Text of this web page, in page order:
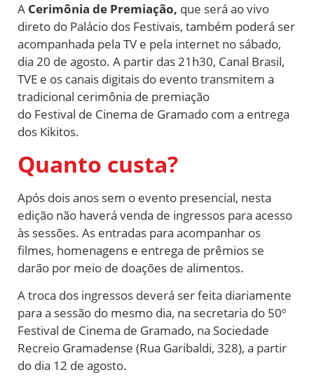
A Cerimônia de Premiação, que será ao vivo
direto do Palácio dos Festivais, também poderá ser
acompanhada pela TV e pela internet no sábado,
dia 20 de agosto. A partir das 21h30, Canal Brasil,
TVE e os canais digitais do evento transmitem a
tradicional cerimônia de premiação
do Festival de Cinema de Gramado com a entrega
dos Kikitos.
Quanto custa?
Após dois anos sem o evento presencial, nesta
edição não haverá venda de ingressos para acesso
às sessões. As entradas para acompanhar os
filmes, homenagens e entrega de prêmios se
darão por meio de doações de alimentos.
A troca dos ingressos deverá ser feita diariamente
para a sessão do mesmo dia, na secretaria do 50º
Festival de Cinema de Gramado, na Sociedade
Recreio Gramadense (Rua Garibaldi, 328), a partir
do dia 12 de agosto.